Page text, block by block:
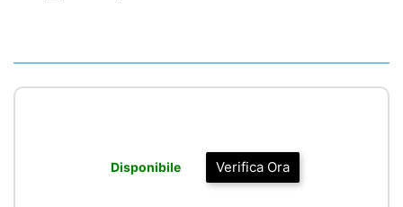
Verifica Ora
Disponibile